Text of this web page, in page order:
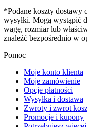
*Podane koszty dostawy
wysyłki. Mogą wystąpić
wagę, rozmiar lub
znaleźć bezpośrednio w
Pomoc
Moje konto klienta
Moje zamówienie
Opcje płatności
Wysyłka i dostawa
Zwroty i zwrot
Promocje i kupony